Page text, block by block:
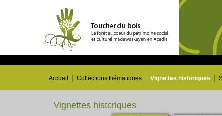
Accueil Collections thématiques Vignettes historiques
Vignettes historiques